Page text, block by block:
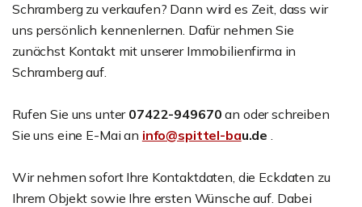
Schramberg zu verkaufen? Dann wird es Zeit, dass wir
uns persönlich kennenlernen. Dafür nehmen Sie
zunächst Kontakt mit unserer Immobilienfirma in
Schramberg auf.
Rufen Sie uns unter 07422-949670 an oder schreiben
Sie uns eine E-Mai an info@spittel-bau.de .
Wir nehmen sofort Ihre Kontaktdaten, die Eckdaten zu
Ihrem Objekt sowie Ihre ersten Wünsche auf. Dabei